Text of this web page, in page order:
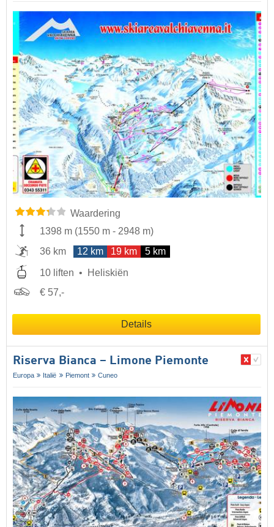
Waardering
1398 m (1550 m - 2948 m)
36 km
12 km 19 km 5 km
10 liften
Heliskiën
€ 57,-
Details
Riserva Bianca – Limone Piemonte
Europa Italië Piemont Cuneo